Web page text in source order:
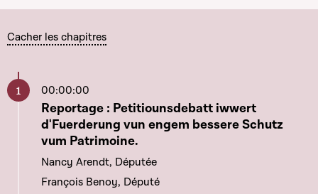
Cacher les chapitres
00:00:00
Aller à ce chapitre
Reportage : Petitiounsdebatt iwwert
d'Fuerderung vun engem bessere Schutz
vum Patrimoine.
Nancy Arendt, Députée
François Benoy, Député